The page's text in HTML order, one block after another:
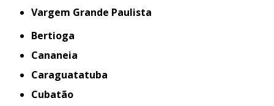
Vargem Grande Paulista
Bertioga
Cananeia
Caraguatatuba
Cubatão